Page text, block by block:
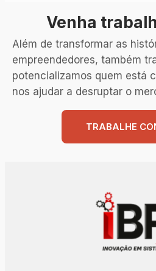
Venha
Além de transformar as
empreendedores, também
potencializamos quem está
nos ajudar a desruptar o
TRABALHE